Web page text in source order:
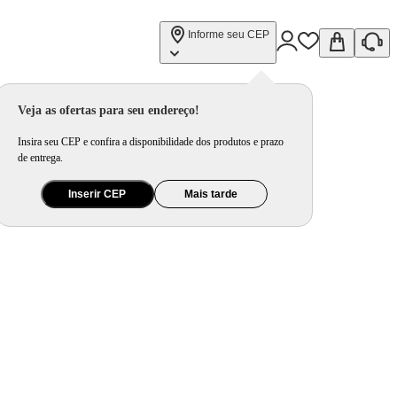
Informe seu CEP
Veja as ofertas para seu endereço!
Insira seu CEP e confira a disponibilidade dos produtos e prazo
de entrega.
Inserir CEP Mais tarde